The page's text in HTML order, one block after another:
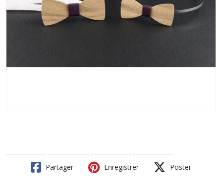
Partager Enregistrer Poster